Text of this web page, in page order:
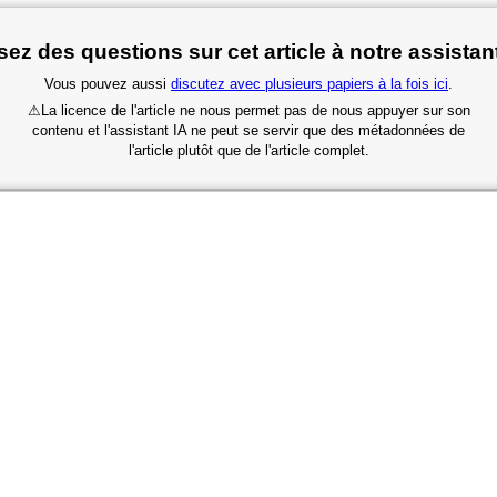
des questions sur cet article à notre
Vous pouvez aussi discutez avec plusieurs papiers à la fois ici.
⚠ La licence de l'article ne nous permet pas de nous appuyer sur son
contenu et l'assistant IA ne peut se servir que des métadonnées de
l'article plutôt que de l'article complet.